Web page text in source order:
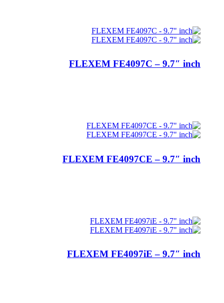
FLEXEM FE4097C – 9.7″ inch
FLEXEM FE4097CE – 9.7″ inch
FLEXEM FE4097iE – 9.7″ inch